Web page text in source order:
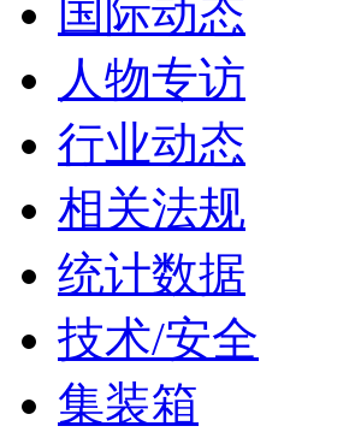
国际动态
人物专访
行业动态
相关法规
统计数据
技术/安全
集装箱